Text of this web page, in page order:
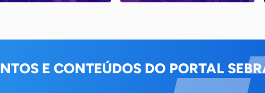
E CONTEÚDOS DO PORTAL